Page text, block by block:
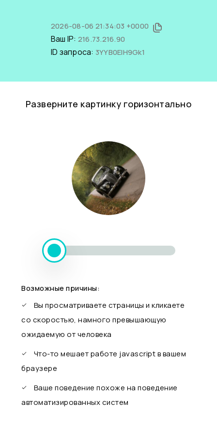
2026-08-06 21:34:03 +0000
Ваш IP: 216.73.216.90
ID запроса: 3YYB0ElH9Gk1
Разверните картинку горизонтально
Возможные причины:
Вы просматриваете страницы и кликаете
со скоростью, намного превышающую
ожидаемую от человека
Что-то мешает работе javascript в вашем
браузере
Ваше поведение похоже на поведение
автоматизированных систем